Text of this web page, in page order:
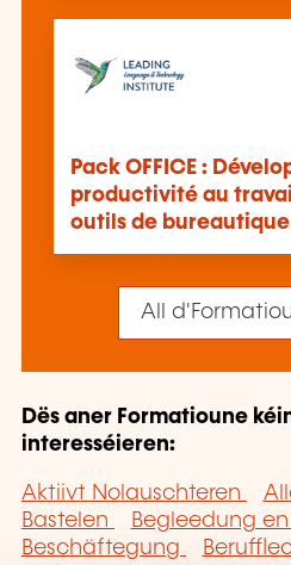
Pack OFFICE :
productivité au
outils de bureautique
All
Dës aner Formatioune
interesséieren:
Aktiivt Nolauschteren
Bastelen
Begleedung
Beschäftegung